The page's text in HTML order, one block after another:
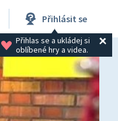
Přihlásit se
Přihlas se a ukládej si
oblíbené hry a videa.